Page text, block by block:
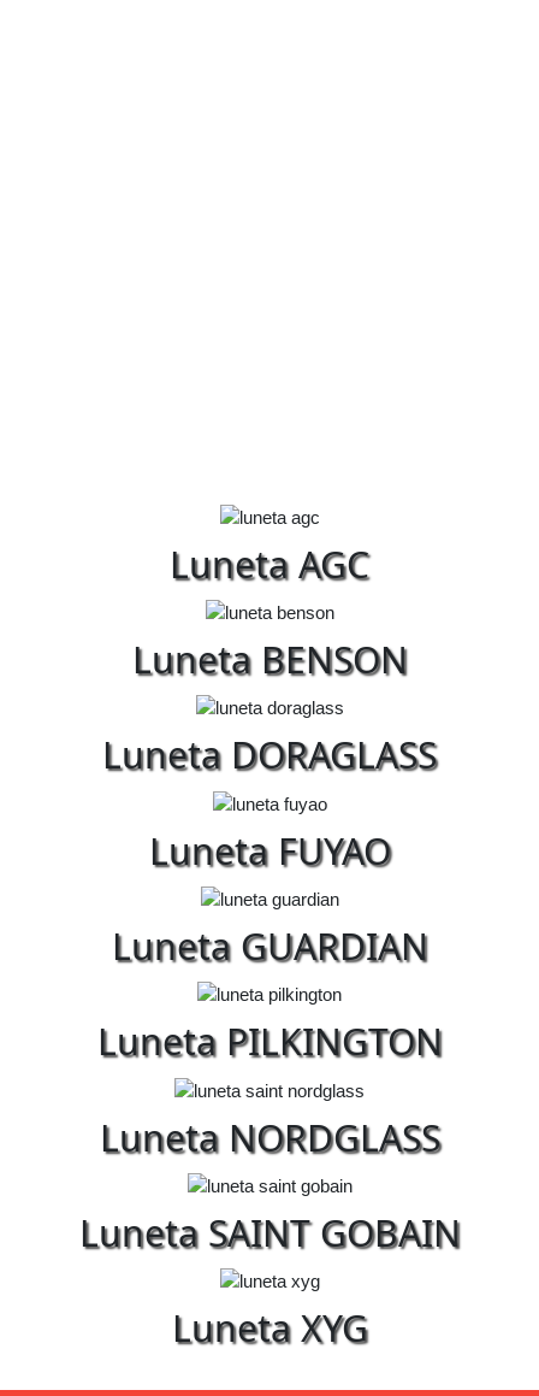
Luneta AGC
Luneta BENSON
Luneta DORAGLASS
Luneta FUYAO
Luneta GUARDIAN
Luneta PILKINGTON
Luneta NORDGLASS
Luneta SAINT GOBAIN
Luneta XYG